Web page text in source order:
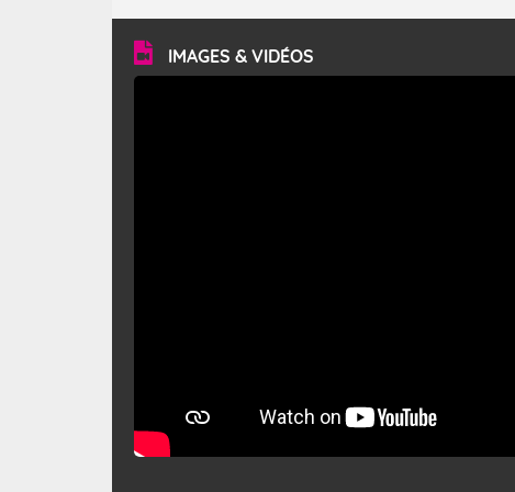
vitesse moyenne de 50 km/h et atteindre 80 à 100 km/h
en rafales, parfois davantage. Il parcourt la basse vallée
du Rhône et la Provence et envahit le littoral
méditerranéen à partir de la Camargue.
IMAGES & VIDÉOS